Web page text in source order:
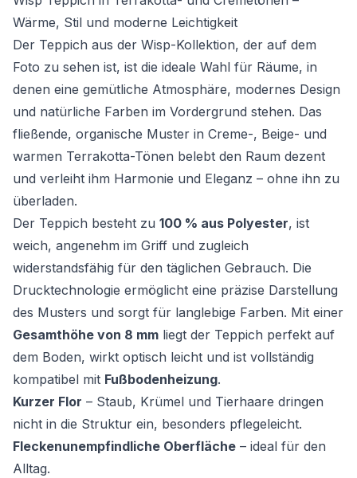
Wärme, Stil und moderne Leichtigkeit
Der Teppich aus der Wisp-Kollektion, der auf dem
Foto zu sehen ist, ist die ideale Wahl für Räume, in
denen eine gemütliche Atmosphäre, modernes Design
und natürliche Farben im Vordergrund stehen. Das
fließende, organische Muster in Creme-, Beige- und
warmen Terrakotta-Tönen belebt den Raum dezent
und verleiht ihm Harmonie und Eleganz – ohne ihn zu
überladen.
Der Teppich besteht zu 100 % aus Polyester, ist
weich, angenehm im Griff und zugleich
widerstandsfähig für den täglichen Gebrauch. Die
Drucktechnologie ermöglicht eine präzise Darstellung
des Musters und sorgt für langlebige Farben. Mit einer
Gesamthöhe von 8 mm liegt der Teppich perfekt auf
dem Boden, wirkt optisch leicht und ist vollständig
kompatibel mit Fußbodenheizung.
Kurzer Flor – Staub, Krümel und Tierhaare dringen
nicht in die Struktur ein, besonders pflegeleicht.
Fleckenunempfindliche Oberfläche – ideal für den
Alltag.